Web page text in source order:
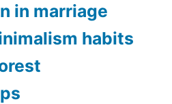
in marriage
habits